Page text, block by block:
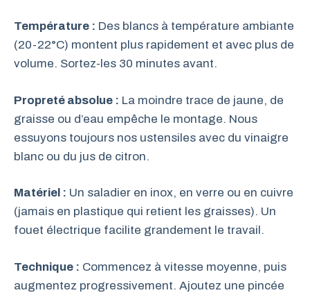
Température : Des blancs à température ambiante
(20-22°C) montent plus rapidement et avec plus de
volume. Sortez-les 30 minutes avant.
Propreté absolue : La moindre trace de jaune, de
graisse ou d’eau empêche le montage. Nous
essuyons toujours nos ustensiles avec du vinaigre
blanc ou du jus de citron.
Matériel : Un saladier en inox, en verre ou en cuivre
(jamais en plastique qui retient les graisses). Un
fouet électrique facilite grandement le travail.
Technique : Commencez à vitesse moyenne, puis
augmentez progressivement. Ajoutez une pincée